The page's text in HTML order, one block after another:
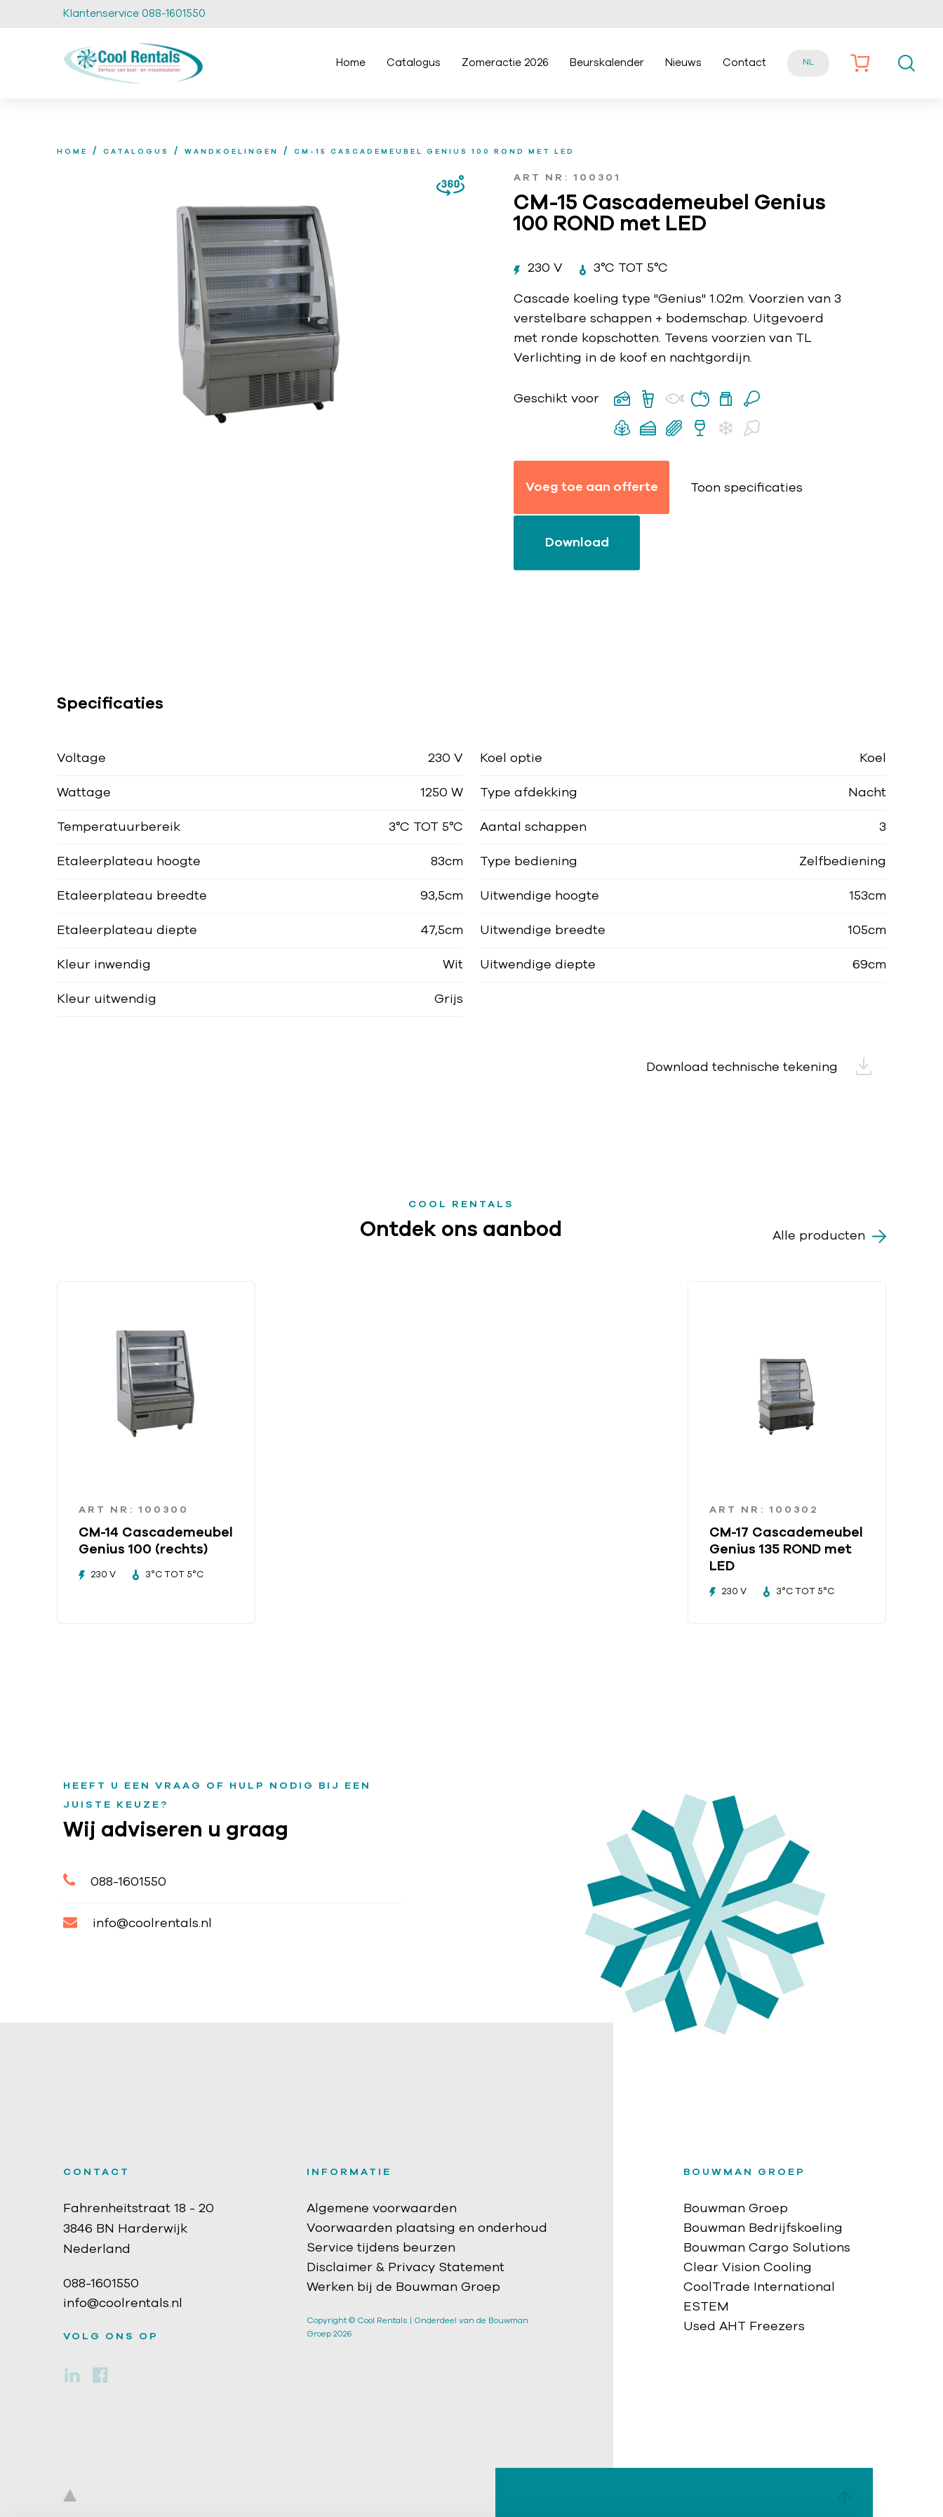
Klantenservice 088-1601550
Home Catalogus Zomeractie 2026 Beurskalender Nieuws Contact NL
HOME / CATALOGUS / WANDKOELINGEN / CM-15 CASCADEMEUBEL GENIUS 100 ROND MET LED
ART NR: 100301
CM-15 Cascademeubel Genius
100 ROND met LED
230 V 3°C TOT 5°C
Cascade koeling type "Genius" 1.02m. Voorzien van 3
verstelbare schappen + bodemschap. Uitgevoerd
met ronde kopschotten. Tevens voorzien van TL
Verlichting in de koof en nachtgordijn.
Geschikt voor
Voeg toe aan offerte Toon specificaties
Download
Specificaties
Voltage 230 V
Wattage 1250 W
Temperatuurbereik 3°C TOT 5°C
Etaleerplateau hoogte 83cm
Etaleerplateau breedte 93,5cm
Etaleerplateau diepte 47,5cm
Kleur inwendig Wit
Kleur uitwendig Grijs
Koel optie Koel
Type afdekking Nacht
Aantal schappen 3
Type bediening Zelfbediening
Uitwendige hoogte 153cm
Uitwendige breedte 105cm
Uitwendige diepte 69cm
Download technische tekening
COOL RENTALS
Ontdek ons aanbod Alle producten
ART NR: 100300
CM-14 Cascademeubel
Genius 100 (rechts)
230 V 3°C TOT 5°C
ART NR: 100302
CM-17 Cascademeubel
Genius 135 ROND met
LED
230 V 3°C TOT 5°C
HEEFT U EEN VRAAG OF HULP NODIG BIJ EEN
JUISTE KEUZE?
Wij adviseren u graag
088-1601550
info@coolrentals.nl
CONTACT
Fahrenheitstraat 18 - 20
3846 BN Harderwijk
Nederland
088-1601550
info@coolrentals.nl
VOLG ONS OP
INFORMATIE
Algemene voorwaarden
Voorwaarden plaatsing en onderhoud
Service tijdens beurzen
Disclaimer & Privacy Statement
Werken bij de Bouwman Groep
Copyright © Cool Rentals | Onderdeel van de Bouwman
Groep 2026
BOUWMAN GROEP
Bouwman Groep
Bouwman Bedrijfskoeling
Bouwman Cargo Solutions
Clear Vision Cooling
CoolTrade International
ESTEM
Used AHT Freezers